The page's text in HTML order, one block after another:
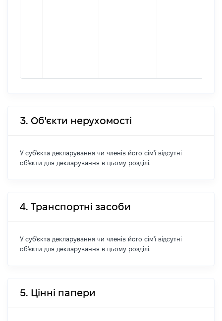
3. Об'єкти нерухомості
У суб'єкта декларування чи членів його сім'ї відсутні
об'єкти для декларування в цьому розділі.
4. Транспортні засоби
У суб'єкта декларування чи членів його сім'ї відсутні
об'єкти для декларування в цьому розділі.
5. Цінні папери